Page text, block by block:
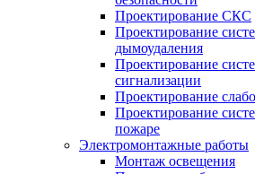
Проектирование СКС
Проектирование
дымоудаления
Проектирование
сигнализации
Проектирование
Проектирование
пожаре
Электромонтажные работы
Монтаж освещения